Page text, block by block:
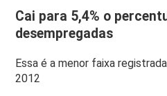
Cai para 5,4% o
desempregadas
Essa é a menor faixa
2012